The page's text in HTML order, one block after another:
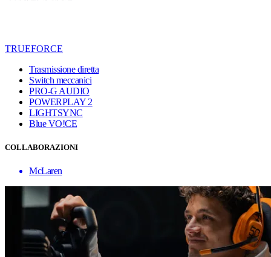
TRUEFORCE
Trasmissione diretta
Switch meccanici
PRO-G AUDIO
POWERPLAY 2
LIGHTSYNC
Blue VO!CE
COLLABORAZIONI
McLaren